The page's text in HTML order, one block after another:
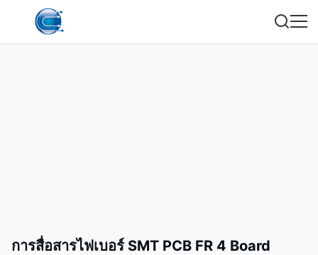
การสื่อสารไฟเบอร์ SMT PCB FR 4 Board